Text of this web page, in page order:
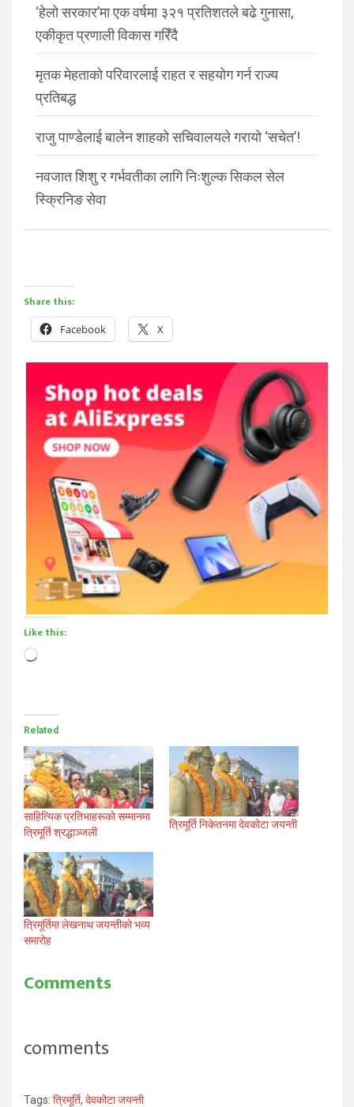
‘हेलो सरकार’मा एक वर्षमा ३२१ प्रतिशतले बढे गुनासा,
एकीकृत प्रणाली विकास गरिँदै
मृतक मेहताको परिवारलाई राहत र सहयोग गर्न राज्य
प्रतिबद्ध
राजु पाण्डेलाई बालेन शाहको सचिवालयले गरायो ‘सचेत’!
नवजात शिशु र गर्भवतीका लागि निःशुल्क सिकल सेल
स्क्रिनिङ सेवा
Share this:
Facebook X
Like this:
Loading…
Related
साहित्यिक प्रतिभाहरूको सम्मानमा
त्रिमूर्ति श्रद्धाञ्जली
त्रिमूर्ति निकेतनमा देवकोटा जयन्ती
त्रिमूर्तिमा लेखनाथ जयन्तीको भव्य
समारोह
Comments
comments
Tags: त्रिमूर्ति, देवकोटा जयन्ती